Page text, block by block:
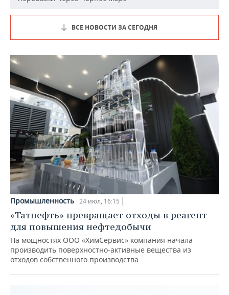
ВСЕ НОВОСТИ ЗА СЕГОДНЯ
Промышленность 24 июл, 16:15
«Татнефть» превращает отходы в реагент
для повышения нефтедобычи
На мощностях ООО «ХимСервис» компания начала
производить поверхностно-активные вещества из
отходов собственного производства